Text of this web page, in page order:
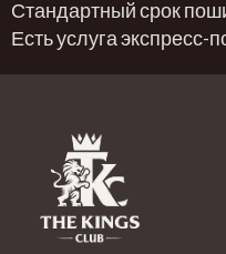
Стандартный срок
Есть услуга экспресс-